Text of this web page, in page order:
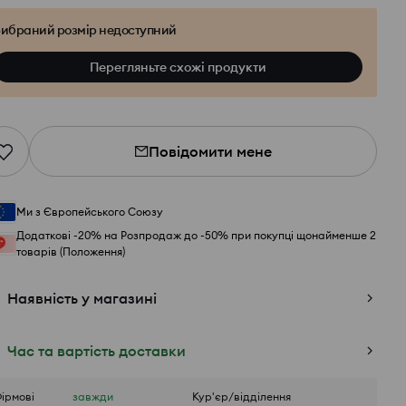
розмір недоступний
Перегляньте схожі продукти
Повідомити мене
Ми з Європейського Союзу
Додаткові -20% на Розпродаж до -50% при покупці щонайменше 2
товарів (Положення)
Наявність у магазині
Час та вартість доставки
завжди Кур'єр/відділення